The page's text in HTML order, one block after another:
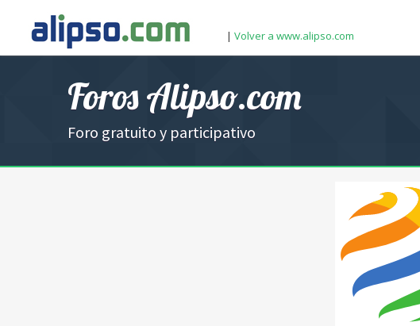
| Volver a www.alipso.com
Foros Alipso.com
Foro gratuito y participativo